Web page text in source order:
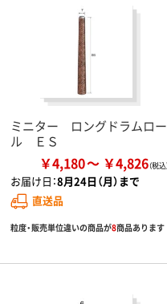
ミニター ロングドラムロー
ル ＥＳ
￥4,180 ￥4,826
お届け日：8月24日（月）まで
直送品
粒度・販売単位違いの商品が8商品あります